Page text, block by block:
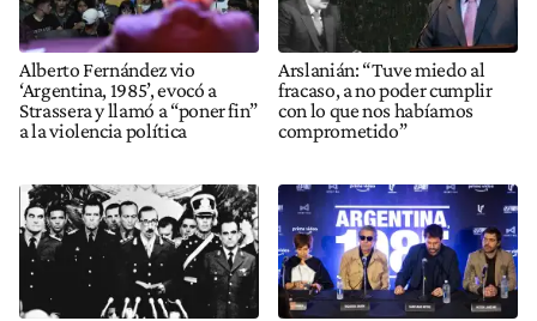
Alberto Fernández vio
‘Argentina, 1985’, evocó a
Strassera y llamó a “poner fin”
a la violencia política
Arslanián: “Tuve miedo al
fracaso, a no poder cumplir
con lo que nos habíamos
comprometido”